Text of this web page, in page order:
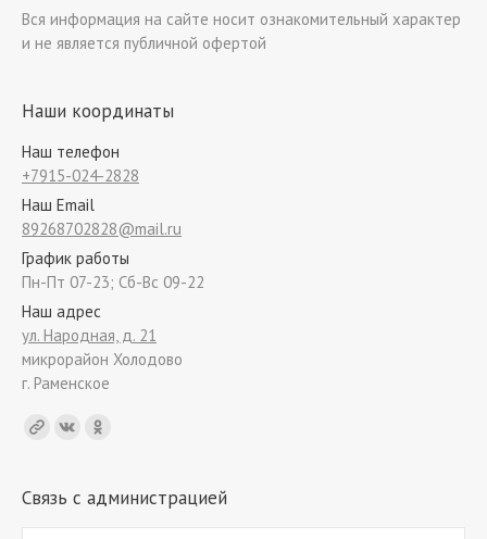
Вся информация на сайте носит ознакомительный характер
и не является публичной офертой
Наши координаты
Наш телефон
+7915-024-2828
Наш Email
89268702828@mail.ru
График работы
Пн-Пт 07-23; Сб-Вс 09-22
Наш адрес
ул. Народная, д. 21
микрорайон Холодово
г. Раменское
Find us on:
Связь с администрацией